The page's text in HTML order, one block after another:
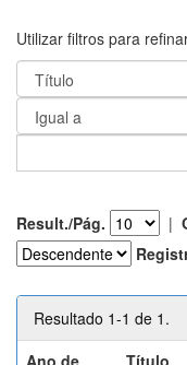
Utilizar filtros para
Result./Pág. |
Resultado 1-1 de 1.
Ano de
Título